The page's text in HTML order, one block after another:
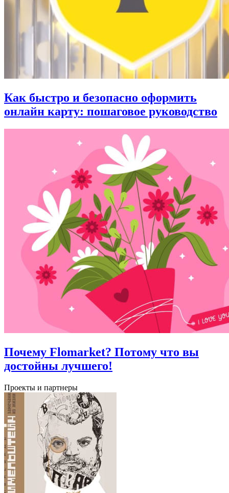
Как быстро и безопасно оформить
онлайн карту: пошаговое руководство
Почему Flomarket? Потому что вы
достойны лучшего!
Проекты и партнеры